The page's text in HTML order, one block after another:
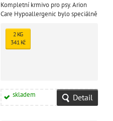
Kompletní krmivo pro psy. Arion
Care Hypoallergenic bylo speciálně
kondice kůže a srsti pro psy s
citlivou kůží.
2 KG
341 Kč
skladem Detail